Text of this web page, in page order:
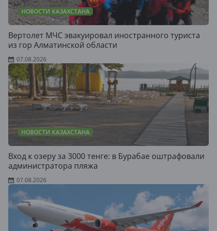
НОВОСТИ КАЗАХСТАНА
Вертолет МЧС эвакуировал иностранного туриста
из гор Алматинской области
07.08.2026
НОВОСТИ КАЗАХСТАНА
Вход к озеру за 3000 тенге: в Бурабае оштрафовали
администратора пляжа
07.08.2026